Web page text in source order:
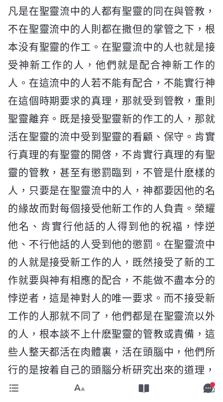
凡是在聖靈流中的人都有聖靈的同在與管教，
不在聖靈流中的人則都在撒但的掌管之下，根
本没有聖靈的作工。在聖靈流中的人也就是接
受神新工作的人，他們就是配合神新工作的
人。在這流中的人若不能有配合，不能實行神
在這個時期要求的真理，那就受到管教，重則
聖靈離弃。既是接受聖靈新的作工的人，那就
活在聖靈的流中受到聖靈的看顧、保守。肯實
行真理的有聖靈的開啓，不肯實行真理的有聖
靈的管教，甚至有懲罰臨到，不管是什麽樣的
人，只要是在聖靈流中的人，神都要因他的名
的緣故而對每個接受他新工作的人負責。榮耀
他名、肯實行他話的人得到他的祝福，悖逆
他、不行他話的人受到他的懲罰。在聖靈流中
的人就是接受新工作的人，既然接受了新的工
作就要與神有相應的配合，不能做不盡本分的
悖逆者，這是神對人的唯一要求。而不接受新
工作的人那就不同了，他們都是在聖靈流以外
的人，根本談不上什麽聖靈的管教或責備，這
些人整天都活在肉體裏，活在頭腦中，他們所
行的是按着自己的頭腦分析研究出來的道理，
并不是聖靈新的工作之中的要求，更不是與神